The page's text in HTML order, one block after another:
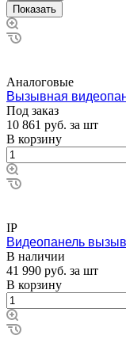
Аналоговые
Вызывная
Под заказ
10 861 руб. за шт
В корзину
IP
Видеопанель
В наличии
41 990 руб. за шт
В корзину